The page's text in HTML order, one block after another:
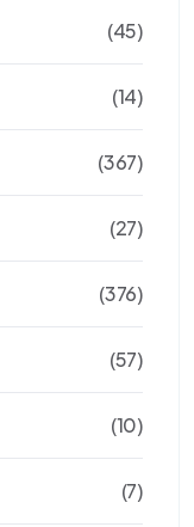
(45)
(14)
(367)
(27)
(376)
(57)
(10)
(7)